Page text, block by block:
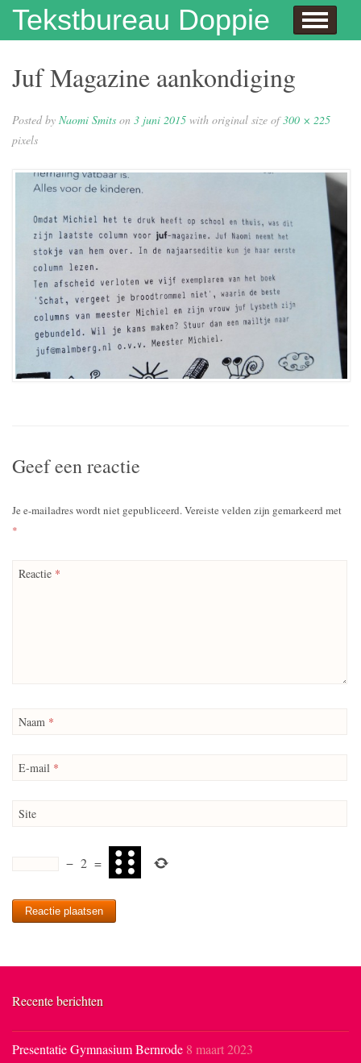
Tekstbureau Doppie
Hallo
Dit doe ik!
Dit doe ik ook!
Enthousiaste opdrachtgevers
Over mij
Publicaties
Wie niet leest is gek
Juf Naomi klapt uit de school
Eh…juf, hoe krijg je eigenlijk kinderen?
Columns
In de media
Contact
Privacybeleid
Juf Magazine aankondiging
Posted by Naomi Smits on 3 juni 2015 with original size of300 × 225
pixels
Geef een reactie
Je e-mailadres wordt niet gepubliceerd.Vereiste velden zijn gemarkeerd met
*
Reactie *
Naam *
E-mail *
Site
− 2 =
Recente berichten
Presentatie Gymnasium Bernrode 8 maart 2023